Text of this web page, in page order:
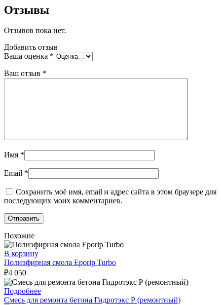
Отзывы
Отзывов пока нет.
Добавить отзыв
Ваша оценка *
Ваш отзыв *
Имя *
Email *
Сохранить моё имя, email и адрес сайта в этом браузере для
последующих моих комментариев.
Похожие
В корзину
Полиэфирная смола Eporip Turbo
₽4 050
Подробнее
Смесь для ремонта бетона Гидротэкс Р (ремонтный)